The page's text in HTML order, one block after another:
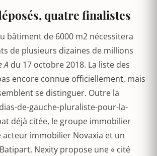
quatre finalistes
bâtiment de 6000 m2 nécessitera
de plusieurs dizaines de millions
A du 17 octobre 2018. La liste des
encore connue officiellement, mais
se distinguer. Outre la
de-gauche-pluraliste-pour-la-
déjà citée, le groupe immobilier
acteur immobilier Novaxia et un
Nexity propose une « cité